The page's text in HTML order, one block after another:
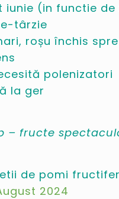
iunie (in functie de
târzie
roșu închis
polenizatori
la ger
– fructe
de pomi
2024